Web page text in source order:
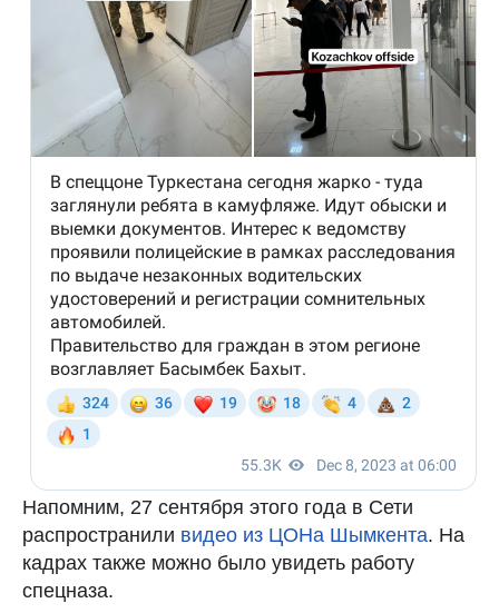
Напомним, 27 сентября этого года в Сети
распространили видео из ЦОНа Шымкента. На
кадрах также можно было увидеть работу
спецназа.